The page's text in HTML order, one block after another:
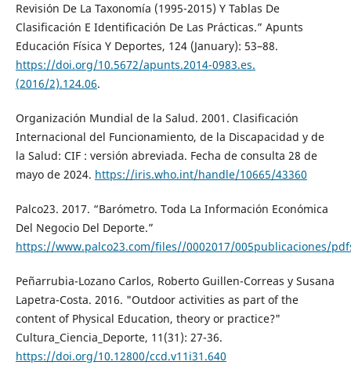
Revisión De La Taxonomía (1995-2015) Y Tablas De
Clasificación E Identificación De Las Prácticas.” Apunts
Educación Física Y Deportes, 124 (January): 53–88.
https://doi.org/10.5672/apunts.2014-0983.es.
(2016/2).124.06.
Organización Mundial de la Salud. 2001. Clasificación
Internacional del Funcionamiento, de la Discapacidad y de
la Salud: CIF : versión abreviada. Fecha de consulta 28 de
mayo de 2024. https://iris.who.int/handle/10665/43360
Palco23. 2017. “Barómetro. Toda La Información Económica
Del Negocio Del Deporte.”
https://www.palco23.com/files//0002017/005publicaciones/
Peñarrubia-Lozano Carlos, Roberto Guillen-Correas y Susana
Lapetra-Costa. 2016. "Outdoor activities as part of the
content of Physical Education, theory or practice?"
Cultura_Ciencia_Deporte, 11(31): 27-36.
https://doi.org/10.12800/ccd.v11i31.640